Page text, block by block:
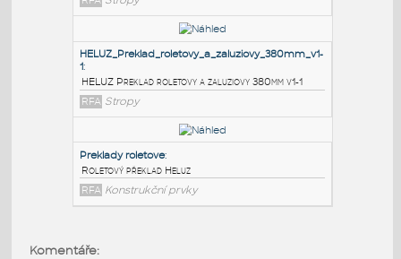
HELUZ_Preklad_roletovy_a_zaluziovy_490mm_v1-
HELUZ Preklad roletovy a zaluziovy 490mm v1-1
HELUZ_Preklad_roletovy_a_zaluziovy_400mm_v1-
1:
HELUZ Preklad roletovy a zaluziovy 400mm v1-1
RFA Stropy
HELUZ_Preklad_roletovy_a_zaluziovy_380mm_v1-
Komentáře: